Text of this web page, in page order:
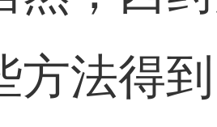
方法得